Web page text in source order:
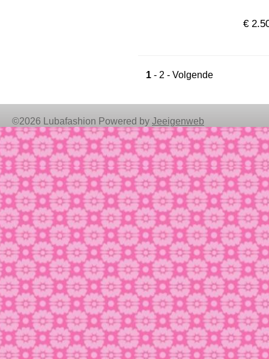
€
1 - 2 - Volgende
©2026 Lubafashion Powered by Jeeigenweb